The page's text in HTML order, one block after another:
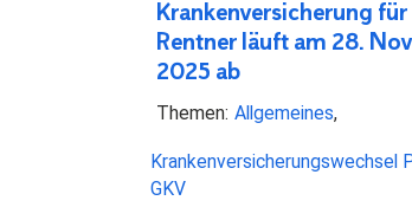
Krankenversicherung für
Rentner läuft am 28.
2025 ab
Themen: Allgemeines
Krankenversicherungswechsel
GKV